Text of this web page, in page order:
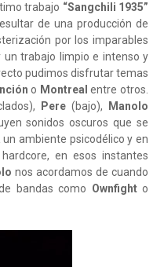
trabajo “Sangchili 1935”
de una producción de
por los imparables
un trabajo limpio e intenso y
pudimos disfrutar temas
o Montrealentre otros.
Pere (bajo),
Manolo
sonidos oscuros que se
ambiente psicodélico y en
en esos instantes
nos acordamos de cuando
bandas como Ownfight o